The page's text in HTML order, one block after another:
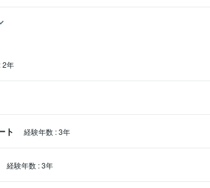
:2年
ト 経験年数 :3年
経験年数 :3年